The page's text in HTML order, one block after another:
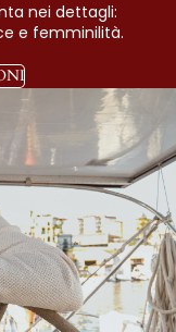
nei dettagli:
e femminilità.